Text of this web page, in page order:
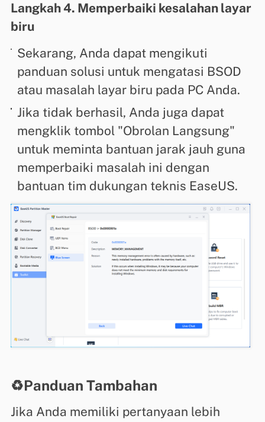
Langkah 4. Memperbaiki kesalahan layar
biru
Sekarang, Anda dapat mengikuti
panduan solusi untuk mengatasi BSOD
atau masalah layar biru pada PC Anda.
Jika tidak berhasil, Anda juga dapat
mengklik tombol "Obrolan Langsung"
untuk meminta bantuan jarak jauh guna
memperbaiki masalah ini dengan
bantuan tim dukungan teknis EaseUS.
♻️Panduan Tambahan
Jika Anda memiliki pertanyaan lebih